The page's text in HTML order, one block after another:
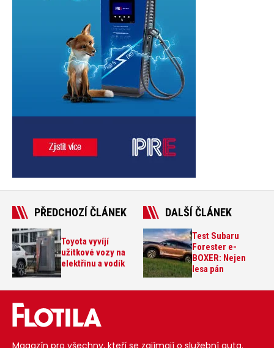
PŘEDCHOZÍ ČLÁNEK
Toyota vyvíjí
užitkové vozy na
elektřinu a vodík
DALŠÍ ČLÁNEK
Test Subaru
Forester e-
BOXER: Nejen
lesa pán